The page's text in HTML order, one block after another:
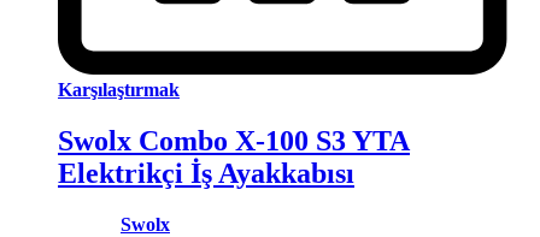
Karşılaştırmak
Swolx Combo X-100 S3 YTA
Elektrikçi İş Ayakkabısı
Swolx